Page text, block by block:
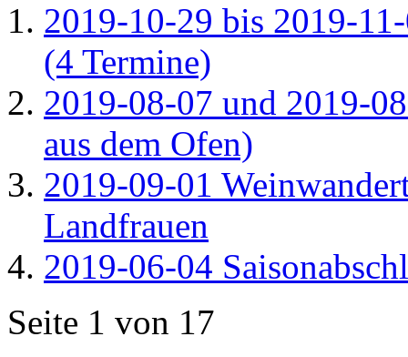
2019-10-29 bis 2019-
(4 Termine)
2019-08-07 und 2019-
aus dem Ofen)
2019-09-01
Landfrauen
2019-06-04
Seite 1 von 17